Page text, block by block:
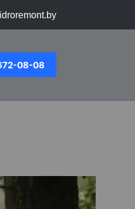
08-08